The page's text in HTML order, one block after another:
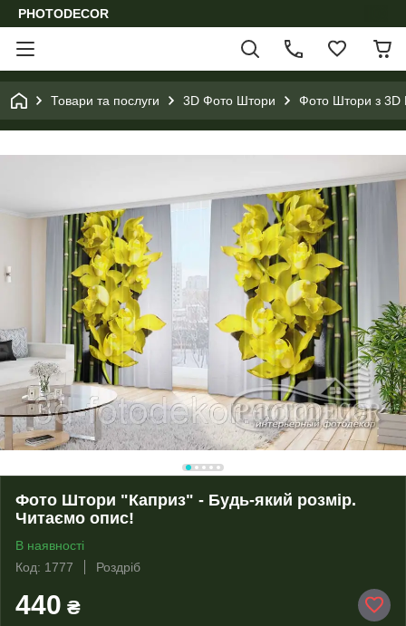
PHOTODECOR
Товари та послуги 3D Фото Штори Фото Штори з 3D
Фото Штори "Каприз" - Будь-який розмір.
Читаємо опис!
В наявності
Код: 1777
Роздріб
440 ₴